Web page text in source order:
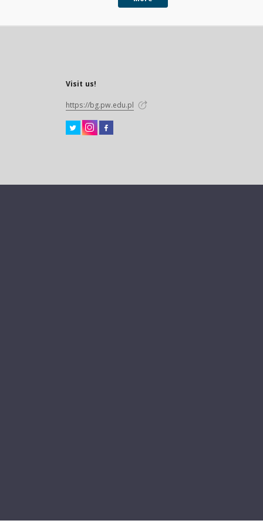
Visit us!
https://bg.pw.edu.pl